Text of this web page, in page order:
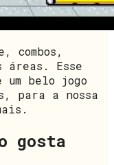
áreas. Esse
belo jogo
para a nossa
gosta